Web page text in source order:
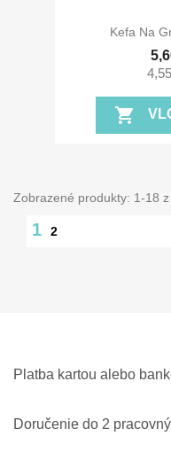
Kefa Na
shopping_cart
Zobrazené produkty: 1-18
1 2
Platba kartou alebo
Doručenie do 2